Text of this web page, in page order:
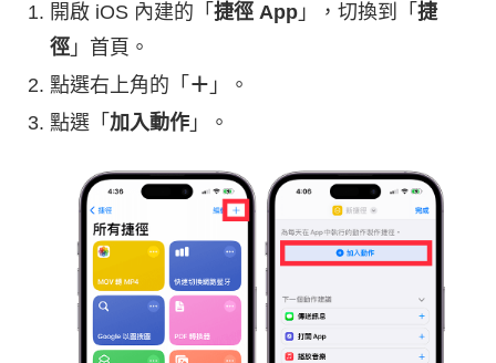
開啟 iOS 內建的「 捷徑 App 」，切換到「 捷
徑 」首頁。
點選右上角的「 ＋ 」。
點選「 加入動作 」。